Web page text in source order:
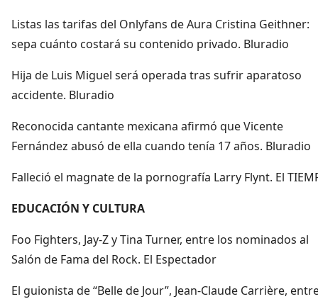
Listas las tarifas del Onlyfans de Aura Cristina Geithner:
sepa cuánto costará su contenido privado. Bluradio
Hija de Luis Miguel será operada tras sufrir aparatoso
accidente. Bluradio
Reconocida cantante mexicana afirmó que Vicente
Fernández abusó de ella cuando tenía 17 años. Bluradio
Falleció el magnate de la pornografía Larry Flynt. El
EDUCACIÓN Y CULTURA
Foo Fighters, Jay-Z y Tina Turner, entre los nominados al
Salón de Fama del Rock. El Espectador
El guionista de “Belle de Jour”, Jean-Claude Carrière,